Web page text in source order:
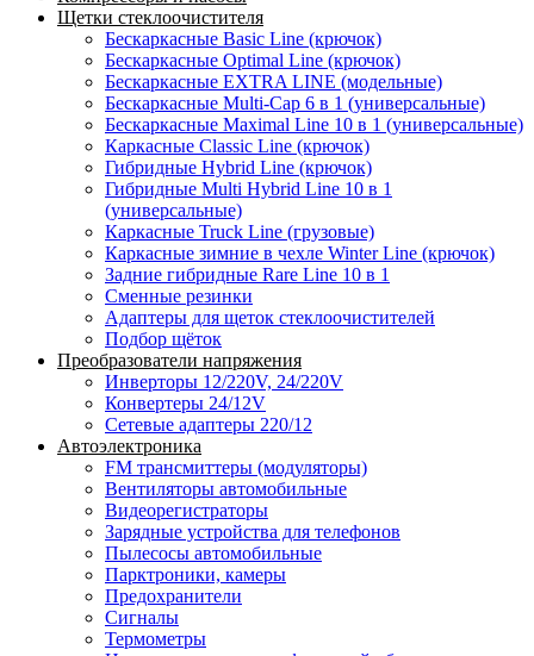
Щетки стеклоочистителя
Бескаркасные Basic Line (крючок)
Бескаркасные Optimal Line (крючок)
Бескаркасные EXTRA LINE (модельные)
Бескаркасные Multi-Cap 6 в 1 (универсальные)
Бескаркасные Maximal Line 10 в 1 (универсальные)
Каркасные Classic Line (крючок)
Гибридные Hybrid Line (крючок)
Гибридные Multi Hybrid Line 10 в 1
(универсальные)
Каркасные Truck Line (грузовые)
Каркасные зимние в чехле Winter Line (крючок)
Задние гибридные Rare Line 10 в 1
Сменные резинки
Адаптеры для щеток стеклоочистителей
Подбор щёток
Преобразователи напряжения
Инверторы 12/220V, 24/220V
Конвертеры 24/12V
Сетевые адаптеры 220/12
Автоэлектроника
FM трансмиттеры (модуляторы)
Вентиляторы автомобильные
Видеорегистраторы
Зарядные устройства для телефонов
Пылесосы автомобильные
Парктроники, камеры
Предохранители
Сигналы
Термометры